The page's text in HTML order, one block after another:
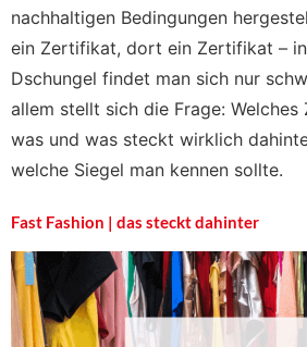
nachhaltigen Bedingungen
ein Zertifikat, dort ein Zertifikat –
Dschungel findet man sich nur
allem stellt sich die Frage:
was und was steckt wirklich
welche Siegel man kennen sollte.
Fast Fashion | das steckt dahinter